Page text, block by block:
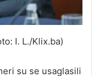
I. L./Klix.ba)
su se usaglasili